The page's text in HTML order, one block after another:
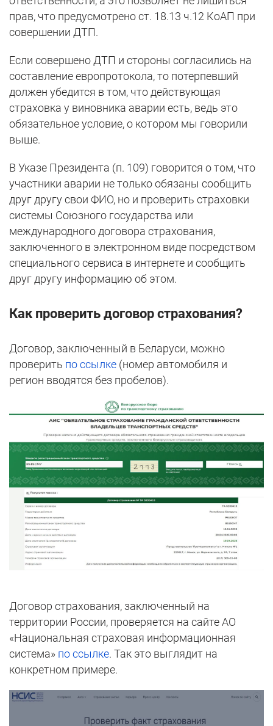
прав, что предусмотрено ст. 18.13 ч.12 КоАП при
совершении ДТП.
Если совершено ДТП и стороны согласились на
составление европротокола, то потерпевший
должен убедится в том, что действующая
страховка у виновника аварии есть, ведь это
обязательное условие, о котором мы говорили
выше.
В Указе Президента (п. 109) говорится о том, что
участники аварии не только обязаны сообщить
друг другу свои ФИО, но и проверить страховки
системы Союзного государства или
международного договора страхования,
заключенного в электронном виде посредством
специального сервиса в интернете и сообщить
друг другу информацию об этом.
Как проверить договор страхования?
Договор, заключенный в Беларуси, можно
проверить по ссылке (номер автомобиля и
регион вводятся без пробелов).
Договор страхования, заключенный на
территории России, проверяется на сайте АО
«Национальная страховая информационная
система» по ссылке. Так это выглядит на
конкретном примере.